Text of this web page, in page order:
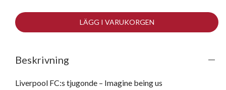
LÄGG I VARUKORGEN
Beskrivning
Liverpool FC:s tjugonde – Imagine being us